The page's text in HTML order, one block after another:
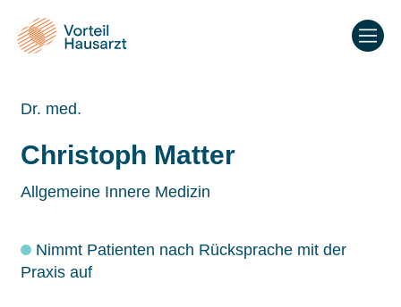
Dr. med.
Christoph Matter
Allgemeine Innere Medizin
Nimmt Patienten nach Rücksprache mit der
Praxis auf